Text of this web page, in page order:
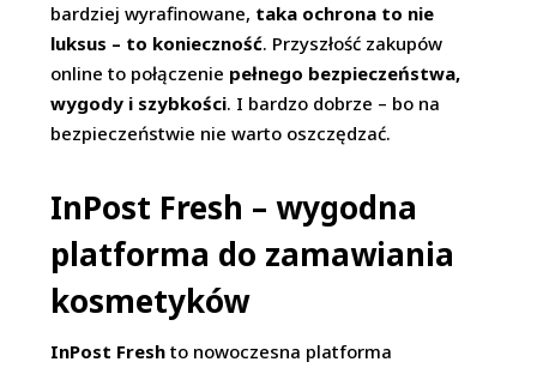
bardziej wyrafinowane, taka ochrona to nie
luksus – to konieczność. Przyszłość zakupów
online to połączenie pełnego bezpieczeństwa,
wygody i szybkości. I bardzo dobrze – bo na
bezpieczeństwie nie warto oszczędzać.
InPost Fresh – wygodna
platforma do zamawiania
kosmetyków
InPost Fresh to nowoczesna platforma